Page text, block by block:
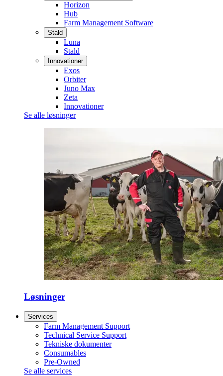
Horizon
Hub
Farm Management Software
Stald
Luna
Stald
Innovationer
Exos
Orbiter
Juno Max
Zeta
Innovationer
Se alle løsninger
Løsninger
Services
Farm Management Support
Technical Service Support
Tekniske dokumenter
Consumables
Pre-Owned
Se alle services